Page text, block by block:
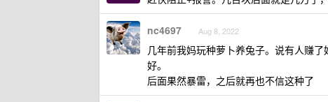
nc4697 Aug 8, 2022
几年前我妈玩种萝卜养兔子。说有人赚
好。
后面果然暴雷，之后就再也不信这种了